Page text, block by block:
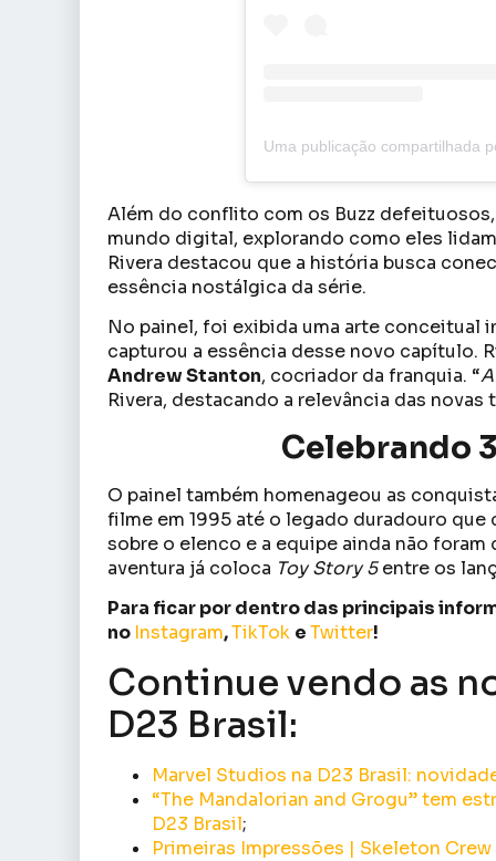
Além do conflito com os Buzz
mundo digital, explorando como eles
Rivera destacou que a história busca
essência nostálgica da série.
No painel, foi exibida uma arte conceitual
capturou a essência desse novo capítulo.
Andrew Stanton, cocriador da franquia. “
Rivera, destacando a relevância das novas
Celebrando
O painel também homenageou as
filme em 1995 até o legado duradouro
sobre o elenco e a equipe ainda não
aventura já coloca Toy Story 5entre os
Para ficar por dentro das principais
no Instagram,TikTok eTwitter!
Continue vendo as
D23 Brasil:
Marvel Studios na D23 Brasil:
“The Mandalorian and Grogu” tem
D23 Brasil;
Primeiras Impressões | Skeleton